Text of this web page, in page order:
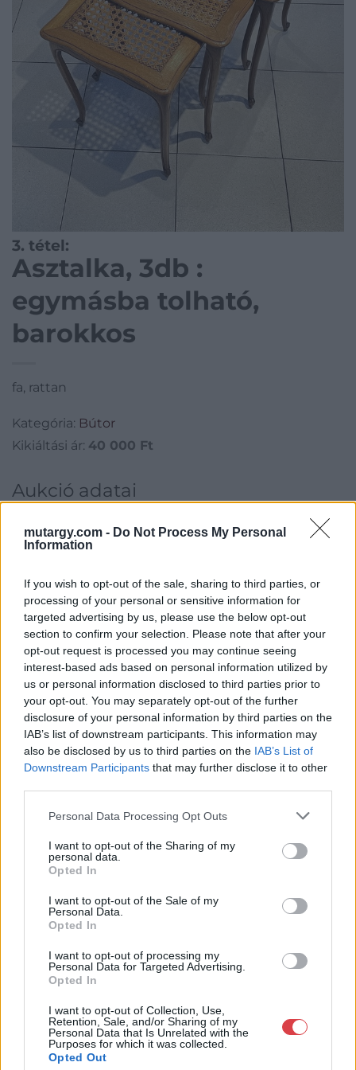
mutargy.com - Do Not Process My Personal
Information
If you wish to opt-out of the sale, sharing to third parties, or
processing of your personal or sensitive information for
targeted advertising by us, please use the below opt-out
section to confirm your selection. Please note that after your
opt-out request is processed you may continue seeing
interest-based ads based on personal information utilized by
us or personal information disclosed to third parties prior to
your opt-out. You may separately opt-out of the further
disclosure of your personal information by third parties on the
IAB’s list of downstream participants. This information may
also be disclosed by us to third parties on the IAB’s List of
Downstream Participants that may further disclose it to other
Personal Data Processing Opt Outs
I want to opt-out of the Sharing of my
personal data.
Opted In
I want to opt-out of the Sale of my
Personal Data.
Opted In
I want to opt-out of processing my
Personal Data for Targeted Advertising.
Opted In
I want to opt-out of Collection, Use,
Retention, Sale, and/or Sharing of my
Personal Data that Is Unrelated with the
Purposes for which it was collected.
Opted Out
3. tétel:
Asztalka, 3db :
egymásba tolható,
barokkos
fa, rattan
Kategória: Bútor
Kikiáltási ár: 40 000 Ft
Aukció adatai
Aukció dátuma: 2023.01.25
Aukció helye: II. Zsigmond tér 8.
Tételszám: 3
Eladó adatai
Műgyűjtők Háza Kft.
Cím: Dudás Attila
Műgyűjtők Háza kft.
Budapest
1023.Bp. Zsigmond tér 11.
http://www.mugyujtokhaza.hu
Bemutatkozás: 2013 nyarán nyitottuk meg Galériánkat
áron, gyorsan találjanak vevőt műtárgyaikra, az eladók pedig
rendszeresen tudják gazdagítani gyűjteményüket változatos
kínálatunkból. Ezért is rendezünk minden második héten,
szerda esténként online árverést! Kedd-től péntek-ig 11.00-este
18.00 óráig várjuk szeretettel az érdeklődőket.
GALÉRIA TOVÁBBI MŰTÁRGYAI